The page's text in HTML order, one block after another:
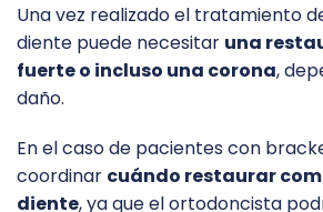
Una vez realizado el tratamiento
diente puede necesitar una
fuerte o incluso una corona,
daño.
En el caso de pacientes con
coordinar cuándo restaurar
diente, ya que el ortodoncista